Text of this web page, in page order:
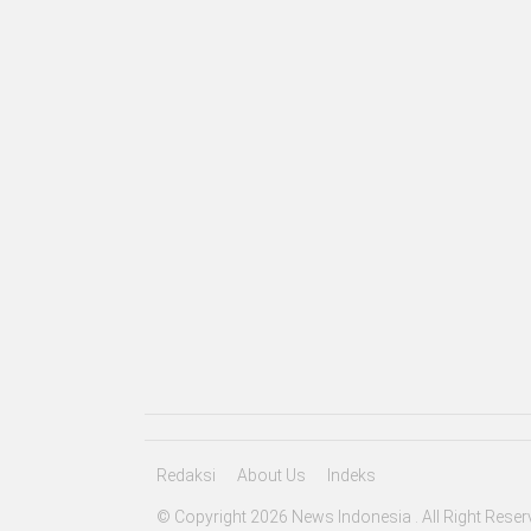
Redaksi About Us Indeks
© Copyright 2026 News Indonesia . All Right